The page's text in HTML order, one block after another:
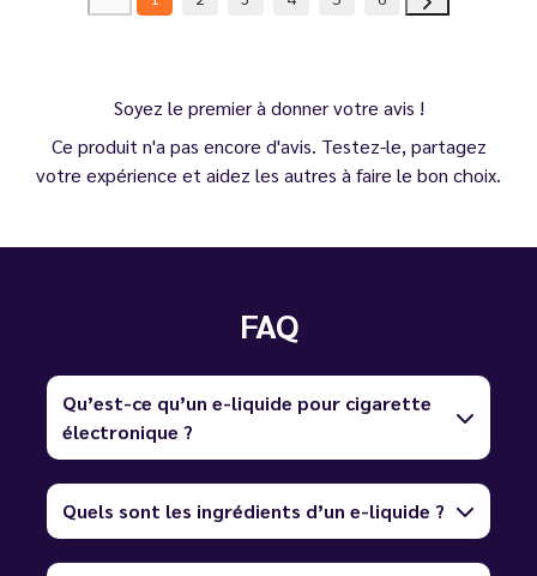
Soyez le premier à donner votre avis !
Ce produit n'a pas encore d'avis. Testez-le, partagez
votre expérience et aidez les autres à faire le bon choix.
FAQ
Qu’est-ce qu’un e-liquide pour cigarette
électronique ?
Quels sont les ingrédients d’un e-liquide ?